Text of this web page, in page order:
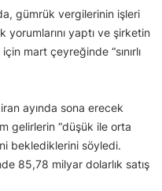
gümrük vergilerinin işleri
yorumlarını yaptı ve şirketin
mart çeyreğinde “sınırlı
ayında sona erecek
gelirlerin “düşük ile orta
beklediklerini söyledi.
85,78 milyar dolarlık satış